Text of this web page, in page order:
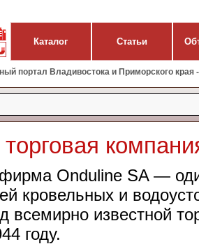
Каталог Статьи
портал Владивостока и Приморского края
Onduline SA —
кровельных и
всемирно известной
году.